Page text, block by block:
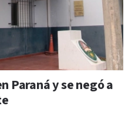
Paraná y se negó a